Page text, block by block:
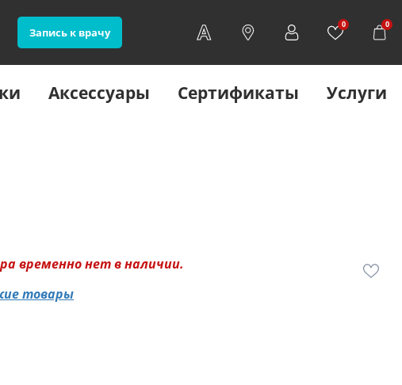
Запись к врачу
0 0
Аксессуары Сертификаты Услуги
временно нет в наличии.
товары